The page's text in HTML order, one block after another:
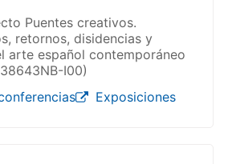
Puentes creativos.
retornos, disidencias y
arte español contemporáneo
I00)
Exposiciones